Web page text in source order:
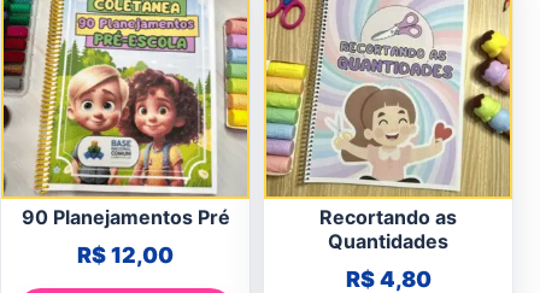
90 Planejamentos Pré
R$12,00
Recortando as
Quantidades
R$4,80